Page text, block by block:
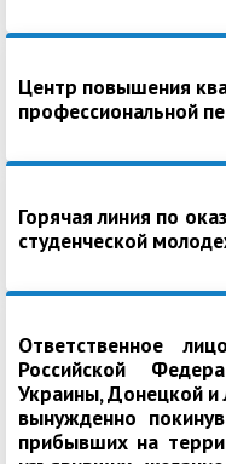
Центр повышения
профессиональной
Горячая линия по
студенческой
Ответственное
Российской
Украины, Донецкой и
вынужденно
прибывших на